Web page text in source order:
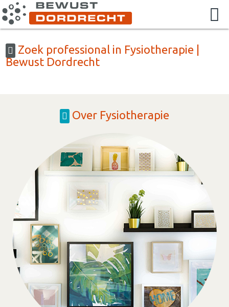
Zoek professional in Fysiotherapie |
Bewust Dordrecht
Over Fysiotherapie